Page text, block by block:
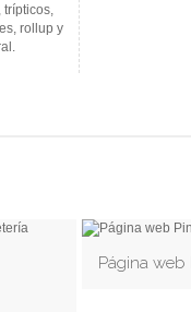
trípticos,
rollup y
Página web